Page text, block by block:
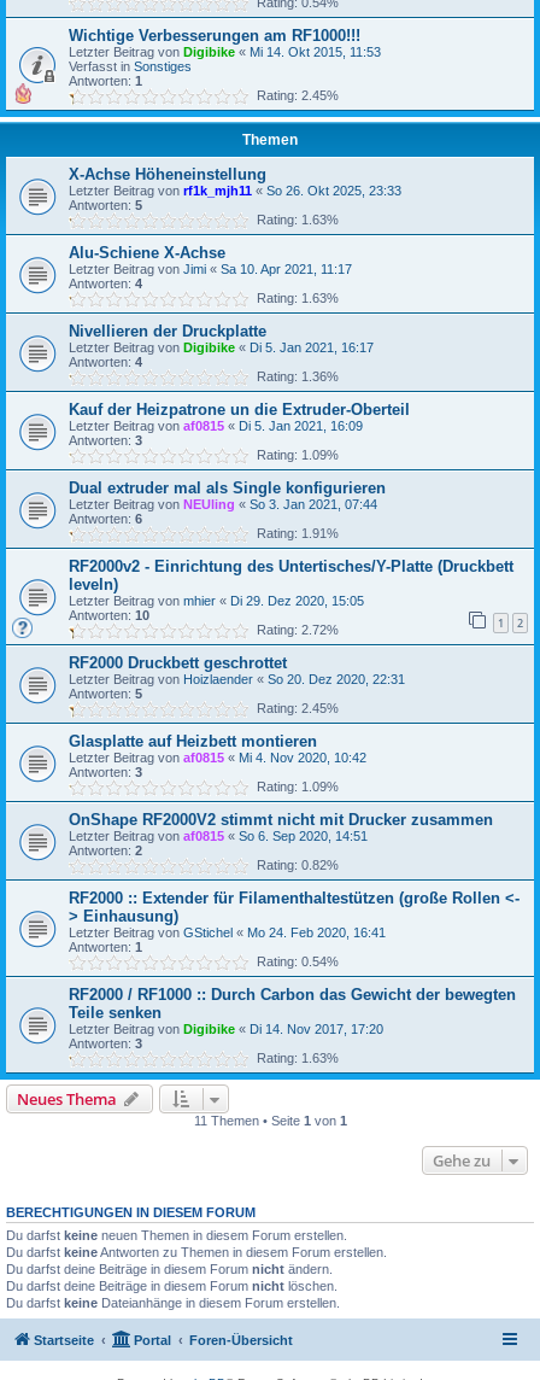
Wichtige Verbesserungen am RF1000!!!
Letzter Beitrag von Digibike « Mi 14. Okt 2015, 11:53
Verfasst in Sonstiges
Antworten: 1
Rating: 2.45%
Themen
X-Achse Höheneinstellung
Letzter Beitrag von rf1k_mjh11 « So 26. Okt 2025, 23:33
Antworten: 5
Rating: 1.63%
Alu-Schiene X-Achse
Letzter Beitrag von Jimi « Sa 10. Apr 2021, 11:17
Antworten: 4
Rating: 1.63%
Nivellieren der Druckplatte
Letzter Beitrag von Digibike « Di 5. Jan 2021, 16:17
Antworten: 4
Rating: 1.36%
Kauf der Heizpatrone un die Extruder-Oberteil
Letzter Beitrag von af0815 « Di 5. Jan 2021, 16:09
Antworten: 3
Rating: 1.09%
Dual extruder mal als Single konfigurieren
Letzter Beitrag von NEUling « So 3. Jan 2021, 07:44
Antworten: 6
Rating: 1.91%
RF2000v2 - Einrichtung des Untertisches/Y-Platte (Druckbett
leveln)
Letzter Beitrag von mhier « Di 29. Dez 2020, 15:05
Antworten: 10 1 2
Rating: 2.72%
RF2000 Druckbett geschrottet
Letzter Beitrag von Hoizlaender « So 20. Dez 2020, 22:31
Antworten: 5
Rating: 2.45%
Glasplatte auf Heizbett montieren
Letzter Beitrag von af0815 « Mi 4. Nov 2020, 10:42
Antworten: 3
Rating: 1.09%
OnShape RF2000V2 stimmt nicht mit Drucker zusammen
Letzter Beitrag von af0815 « So 6. Sep 2020, 14:51
Antworten: 2
Rating: 0.82%
RF2000 :: Extender für Filamenthaltestützen (große Rollen <-
> Einhausung)
Letzter Beitrag von GStichel « Mo 24. Feb 2020, 16:41
Antworten: 1
Rating: 0.54%
RF2000 / RF1000 :: Durch Carbon das Gewicht der bewegten
Teile senken
Letzter Beitrag von Digibike « Di 14. Nov 2017, 17:20
Antworten: 3
Rating: 1.63%
Neues Thema
11 Themen • Seite 1 von 1
Gehe zu
BERECHTIGUNGEN IN DIESEM FORUM
Du darfst keine neuen Themen in diesem Forum erstellen.
Du darfst keineAntworten zu Themen in diesem Forum erstellen.
Du darfst deine Beiträge in diesem Forum nicht ändern.
Du darfst deine Beiträge in diesem Forum nicht löschen.
Du darfst keine Dateianhänge in diesem Forum erstellen.
Startseite Portal Foren-Übersicht